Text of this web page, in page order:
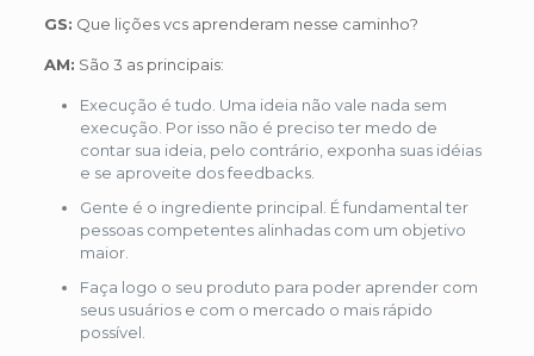
GS: Que lições vcs aprenderam nesse caminho?
AM: São 3 as principais:
Execução é tudo. Uma ideia não vale nada sem
execução. Por isso não é preciso ter medo de
contar sua ideia, pelo contrário, exponha suas idéias
e se aproveite dos feedbacks.
Gente é o ingrediente principal. É fundamental ter
pessoas competentes alinhadas com um objetivo
maior.
Faça logo o seu produto para poder aprender com
seus usuários e com o mercado o mais rápido
possível.